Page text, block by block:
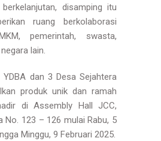
disamping itu
ruang berkolaborasi
pemerintah, swasta,
lain.
YDBA dan 3 Desa Sejahtera
produk unik dan ramah
di Assembly Hall JCC,
No. 123 – 126 mulai Rabu, 5
Minggu, 9 Februari 2025.